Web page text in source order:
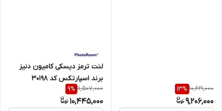
10,621,000
13%
9,206,000
لنت ترمز دیسکی کامیون دنیز
برند اسپارتکس کد 30198
11,507,000
9%
10,445,000